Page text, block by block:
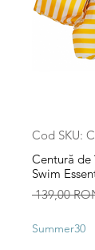
Cod SKU:
Centură
Swim
139,00
Summer30